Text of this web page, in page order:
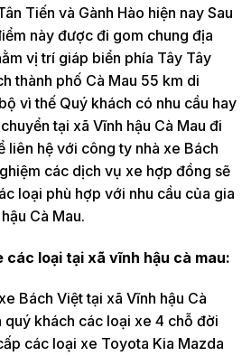
Tiến và Gành Hào hiện nay Sau
này được đi gom chung địa
vị trí giáp biển phía Tây Tây
thành phố Cà Mau 55 km di
vì thế Quý khách có nhu cầu hay
tại xã Vĩnh hậu Cà Mau đi
liên hệ với công ty nhà xe Bách
các dịch vụ xe hợp đồng sẽ
loại phù hợp với nhu cầu của gia
Cà Mau.
loại tại xã vĩnh hậu cà mau:
Bách Việt tại xã Vĩnh hậu Cà
quý khách các loại xe 4 chỗ đời
các loại xe Toyota Kia Mazda